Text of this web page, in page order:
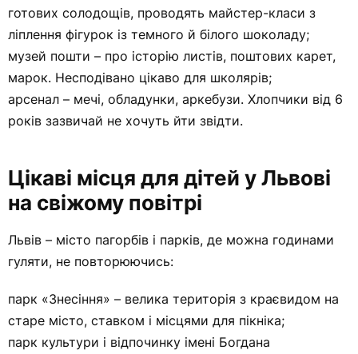
готових солодощів, проводять майстер-класи з
ліплення фігурок із темного й білого шоколаду;
музей пошти – про історію листів, поштових карет,
марок. Несподівано цікаво для школярів;
арсенал – мечі, обладунки, аркебузи. Хлопчики від 6
років зазвичай не хочуть йти звідти.
Цікаві місця для дітей у Львові
на свіжому повітрі
Львів – місто пагорбів і парків, де можна годинами
гуляти, не повторюючись:
парк «Знесіння» – велика територія з краєвидом на
старе місто, ставком і місцями для пікніка;
парк культури і відпочинку імені Богдана